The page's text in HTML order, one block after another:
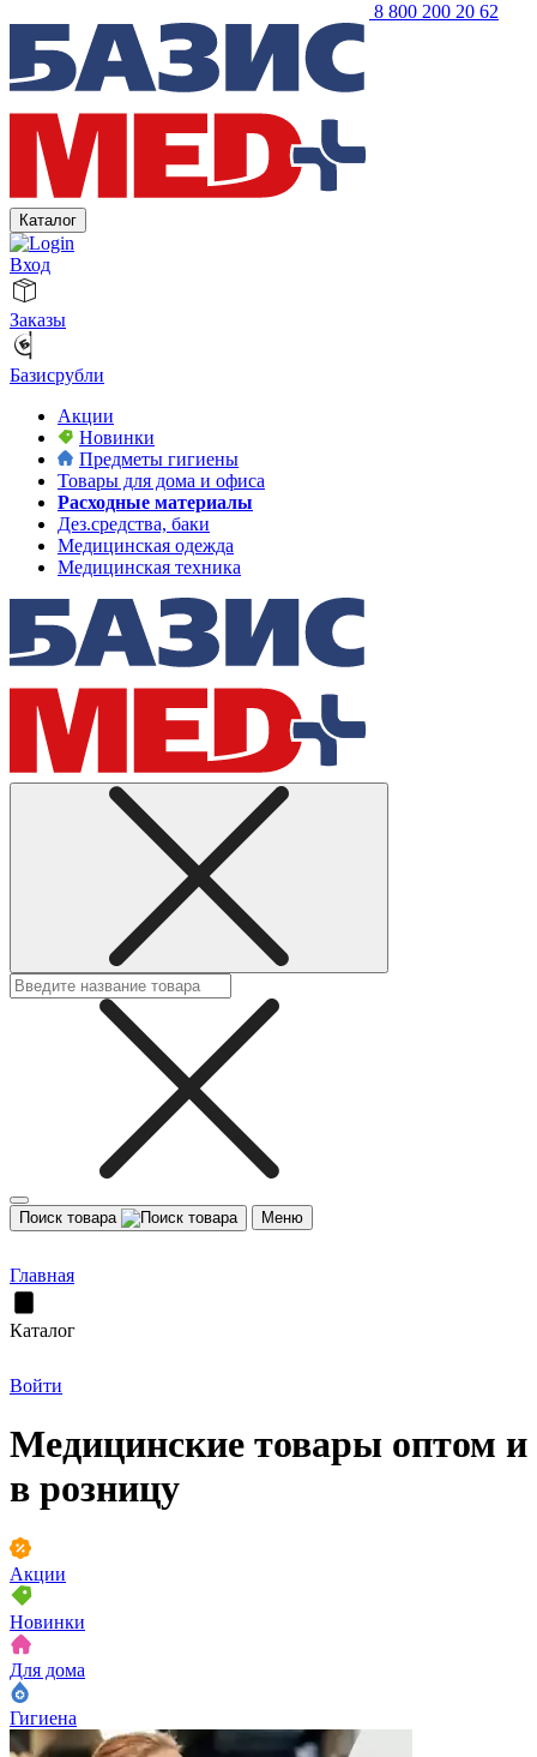
8 800 200 20 62
Каталог
Вход
Заказы
Базисрубли
Акции
Новинки
Предметы гигиены
Товары для дома и офиса
Расходные материалы
Дез.средства, баки
Медицинская одежда
Медицинская техника
Поиск товара Меню
Главная
Каталог
Войти
Медицинские товары оптом и
в розницу
Акции
Новинки
Для дома
Гигиена